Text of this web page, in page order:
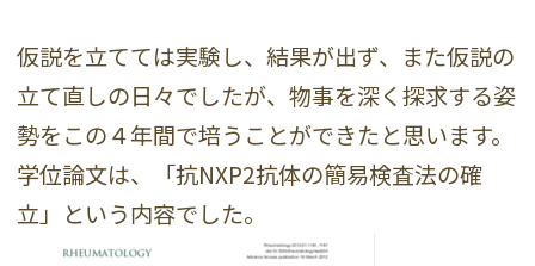
仮説を立てては実験し、結果が出ず、また仮説の
立て直しの日々でしたが、物事を深く探求する姿
勢をこの４年間で培うことができたと思います。
学位論文は、「抗NXP2抗体の簡易検査法の確
立」という内容でした。